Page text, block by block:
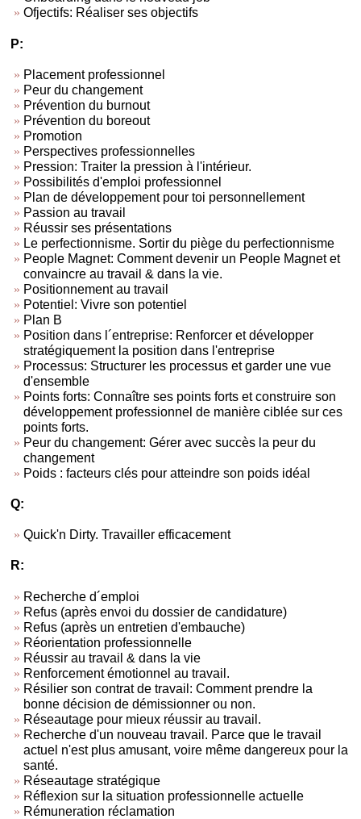
Ofjectifs: Réaliser ses objectifs
P:
Placement professionnel
Peur du changement
Prévention du burnout
Prévention du boreout
Promotion
Perspectives professionnelles
Pression: Traiter la pression à l'intérieur.
Possibilités d'emploi professionnel
Plan de développement pour toi personnellement
Passion au travail
Réussir ses présentations
Le perfectionnisme. Sortir du piège du perfectionnisme
People Magnet: Comment devenir un People Magnet et
convaincre au travail & dans la vie.
Positionnement au travail
Potentiel: Vivre son potentiel
Plan B
Position dans l´entreprise: Renforcer et développer
stratégiquement la position dans l'entreprise
Processus: Structurer les processus et garder une vue
d'ensemble
Points forts: Connaître ses points forts et construire son
développement professionnel de manière ciblée sur ces
points forts.
Peur du changement: Gérer avec succès la peur du
changement
Poids : facteurs clés pour atteindre son poids idéal
Q:
Quick'n Dirty. Travailler efficacement
R:
Recherche d´emploi
Refus (après envoi du dossier de candidature)
Refus (après un entretien d'embauche)
Réorientation professionnelle
Réussir au travail & dans la vie
Renforcement émotionnel au travail.
Résilier son contrat de travail: Comment prendre la
bonne décision de démissionner ou non.
Réseautage pour mieux réussir au travail.
Recherche d'un nouveau travail. Parce que le travail
actuel n'est plus amusant, voire même dangereux pour la
santé.
Réseautage stratégique
Réflexion sur la situation professionnelle actuelle
Rémuneration réclamation